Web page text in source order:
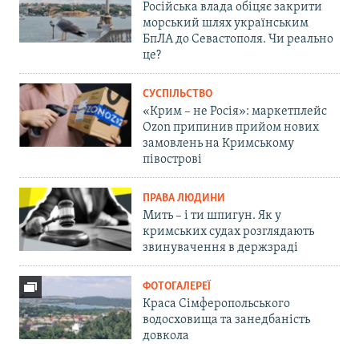
Російська влада обіцяє закрити
морський шлях українським
БпЛА до Севастополя. Чи реально
це?
СУСПІЛЬСТВО
«Крим – не Росія»: маркетплейс
Ozon припинив прийом нових
замовлень на Кримському
півострові
ПРАВА ЛЮДИНИ
Мить – і ти шпигун. Як у
кримських судах розглядають
звинувачення в держзраді
ФОТОГАЛЕРЕЇ
Краса Сімферопольського
водосховища та занедбаність
довкола